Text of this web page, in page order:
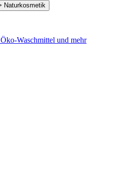
Öko-Waschmittel und mehr